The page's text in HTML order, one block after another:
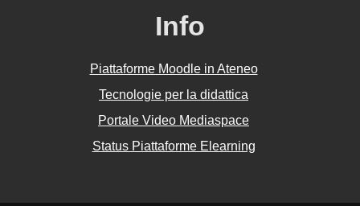
Info
Piattaforme Moodle in Ateneo
Tecnologie per la didattica
Portale Video Mediaspace
Status Piattaforme Elearning